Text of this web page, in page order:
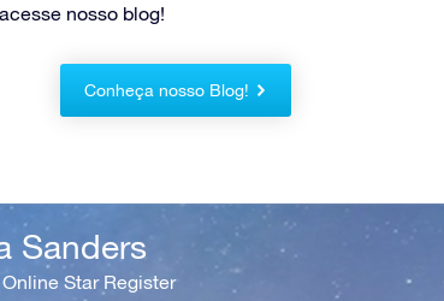
nosso blog!
Conheça nosso Blog!
Sanders
Star Register